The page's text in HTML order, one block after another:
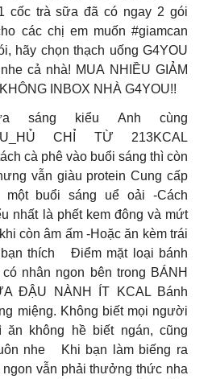
cốc trà sữa đã có ngay 2 gói
các chị em muốn #giamcan
hãy chọn thạch uống G4YOU
cả nhà! MUA NHIỀU GIẢM
INBOX NHÀ G4YOU!!
sáng kiểu Anh cùng
CHỈ TỪ 213KCAL
cà phê vào buổi sáng thì còn
vẫn giàu protein Cung cấp
buổi sáng uể oải -Cách
nhất là phết kem đông và mứt
còn âm ấm -Hoặc ăn kèm trái
thích
Điểm mặt loại bánh
nhân ngon bên trong BÁNH
ĐẬU NÀNH ÍT KCAL Bánh
miệng. Không biết mọi người
không hề biết ngán, cũng
nhe
Khi bạn làm biếng ra
vẫn phải thưởng thức nha